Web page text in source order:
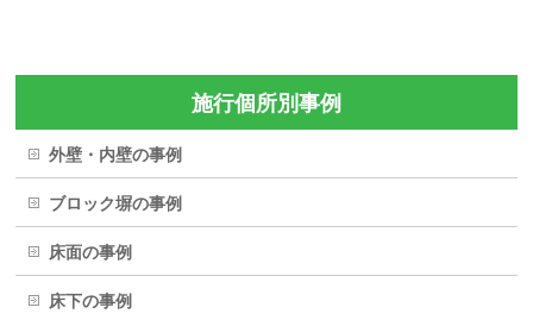
施行個所別事例
外壁・内壁の事例
ブロック塀の事例
床面の事例
床下の事例